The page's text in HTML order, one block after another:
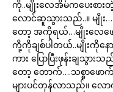
ကို..မျိုးလေအိမ်ကပေးစ
လောင်ဆူသွားသည်..။ မျိုး…
တော့ အကိုရယ်…မျိုးလေဖ
ကို့ကိုချစ်ပါတယ်..မျိုးကိုန
ကား ပြောပြီးဖုန်းချသွာ
တော့ တောက်….သစ္စာဖေ
များပင်တုန်လာသည်။ လေ